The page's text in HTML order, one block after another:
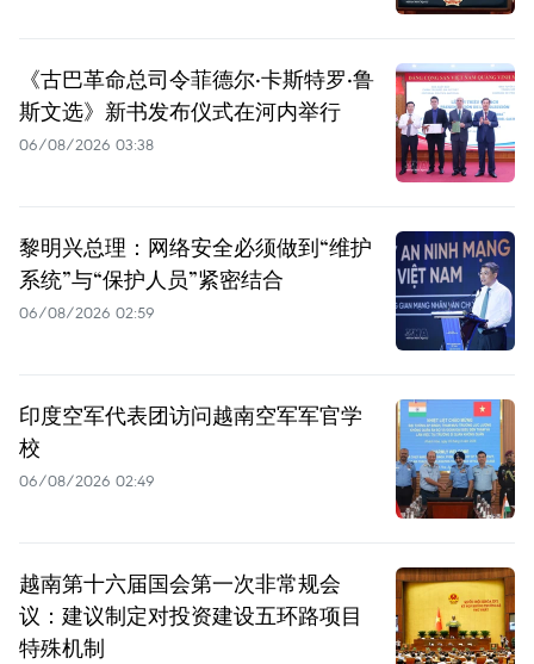
《古巴革命总司令菲德尔·卡斯特罗·鲁
斯文选》新书发布仪式在河内举行
06/08/2026 03:38
黎明兴总理：网络安全必须做到“维护
系统”与“保护人员”紧密结合
06/08/2026 02:59
印度空军代表团访问越南空军军官学
校
06/08/2026 02:49
越南第十六届国会第一次非常规会
议：建议制定对投资建设五环路项目
特殊机制